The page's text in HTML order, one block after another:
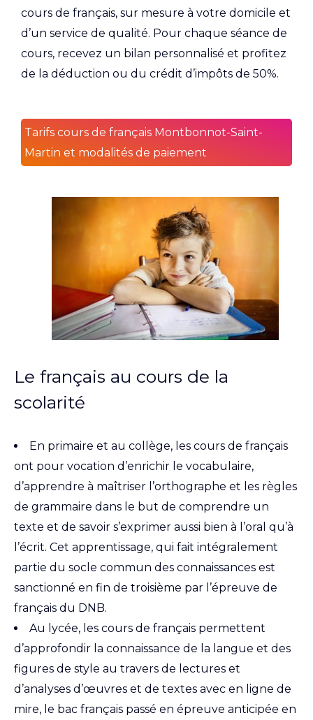
cours de français, sur mesure à votre domicile et
d’un service de qualité. Pour chaque séance de
cours, recevez un bilan personnalisé et profitez
de la déduction ou du crédit d’impôts de 50%.
Tarifs cours de français Montbonnot-Saint-
Martin et modalités de paiement
Le français au cours de la
scolarité
En primaire et au collège, les cours de français
ont pour vocation d’enrichir le vocabulaire,
d’apprendre à maîtriser l’orthographe et les règles
de grammaire dans le but de comprendre un
texte et de savoir s’exprimer aussi bien à l’oral qu’à
l’écrit. Cet apprentissage, qui fait intégralement
partie du socle commun des connaissances est
sanctionné en fin de troisième par l’épreuve de
français du DNB.
Au lycée, les cours de français permettent
d’approfondir la connaissance de la langue et des
figures de style au travers de lectures et
d’analyses d’œuvres et de textes avec en ligne de
mire, le bac français passé en épreuve anticipée en